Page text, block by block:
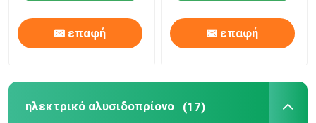
υποβολή
Βίντεο
επαφή επαφή
ηλεκτρικό αλυσιδοπρίονο (17)